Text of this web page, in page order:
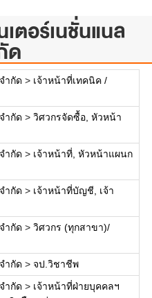
ตอร์เนชั่นแนล
ด
ำกัด > เจ้าหน้าที่เทคนิค /
ำกัด > วิศวกรจัดซื้อ, หัวหน้า
ำกัด > เจ้าหน้าที่, หัวหน้าแผนก
ำกัด > เจ้าหน้าที่บัญชี, เจ้า
ำกัด > วิศวกร (ทุกสาขา)/
ำกัด > จป.วิชาชีพ
ำกัด > เจ้าหน้าที่ฝ่ายบุคคลฯ